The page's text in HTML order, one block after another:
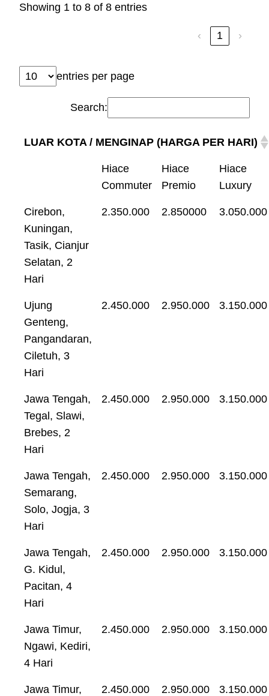
Showing 1 to 8 of 8 entries
‹ 1 ›
entries per page
Search:
LUAR KOTA / MENGINAP (HARGA PER HARI)
Hiace
Commuter
Hiace
Premio
Hiace
Luxury
Cirebon,
Kuningan,
Tasik, Cianjur
Selatan, 2
Hari
2.350.000 2.850000 3.050.000
Ujung
Genteng,
Pangandaran,
Ciletuh, 3
Hari
2.450.000 2.950.000 3.150.000
Jawa Tengah,
Tegal, Slawi,
Brebes, 2
Hari
2.450.000 2.950.000 3.150.000
Jawa Tengah,
Semarang,
Solo, Jogja, 3
Hari
2.450.000 2.950.000 3.150.000
Jawa Tengah,
G. Kidul,
Pacitan, 4
Hari
2.450.000 2.950.000 3.150.000
Jawa Timur,
Ngawi, Kediri,
4 Hari
2.450.000 2.950.000 3.150.000
Jawa Timur,
2.450.000 2.950.000 3.150.000